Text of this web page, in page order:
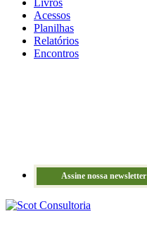
Livros
Acessos
Planilhas
Relatórios
Encontros
Assine nossa newsletter